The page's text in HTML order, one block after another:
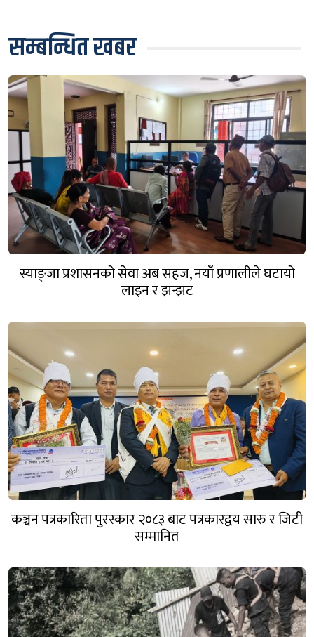
सम्बन्धित खबर
स्याङ्जा प्रशासनको सेवा अब सहज, नयाँ प्रणालीले घटायो
लाइन र झन्झट
कञ्चन पत्रकारिता पुरस्कार २०८३ बाट पत्रकारद्वय सारु र जिटी
सम्मानित